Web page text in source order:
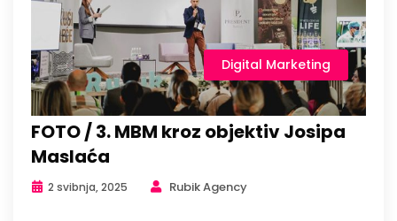
Digital Marketing
FOTO / 3. MBM kroz objektiv Josipa
Maslaća
2 svibnja, 2025 Rubik Agency